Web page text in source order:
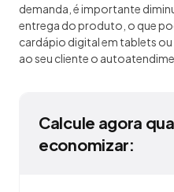
demanda, é importante
entrega do produto, o que
cardápio digital em tablets
ao seu cliente o
Calcule agora
economizar: